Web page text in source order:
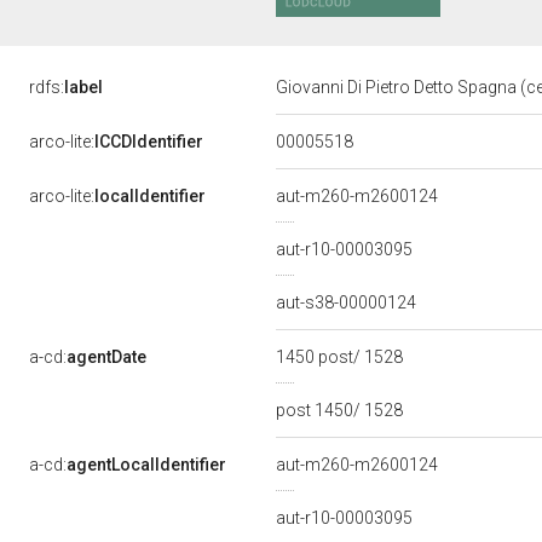
rdfs: label Giovanni Di Pietro Detto Spagna
arco-lite: ICCDIdentifier 00005518
arco-lite: localIdentifier aut-m260-m2600124
aut-r10-00003095
aut-s38-00000124
a-cd:agentDate 1450 post/ 1528
post 1450/ 1528
a-cd:agentLocalIdentifier aut-m260-m2600124
aut-r10-00003095